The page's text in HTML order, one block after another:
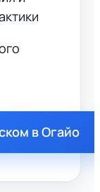
в Огайо